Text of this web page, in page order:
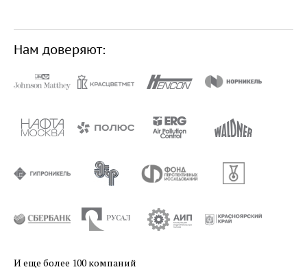
Нам доверяют:
И еще более 100 компаний